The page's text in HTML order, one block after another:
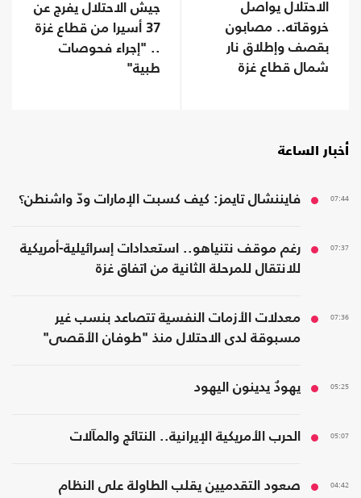
الاحتلال يواصل
خروقاته.. مصابون
بقصف وإطلاق نار
شمال قطاع غزة
جيش الاحتلال يفرج عن
37 أسيرا من قطاع غزة
.. "إجراء فحوصات
طبية"
أخبار الساعة
07:44 فايننشال تايمز: كيف كسبت الإمارات ودّ واشنطن؟
07:37
رغم موقف نتنياهو.. استعدادات إسرائيلية-أمريكية
للانتقال للمرحلة الثانية من اتفاق غزة
07:36
معدلات الأزمات النفسية تتصاعد بنسب غير
مسبوقة لدى الاحتلال منذ "طوفان الأقصى"
05:25 يهودٌ يدينون اليهود
05:07 الحرب الأمريكية الإيرانية.. النتائج والمآلات
04:42
صعود التقدميين يقلب الطاولة على النظام